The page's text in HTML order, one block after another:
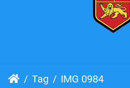
Tag IMG 0984